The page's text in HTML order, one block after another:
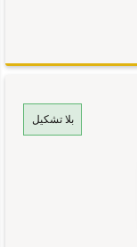
بلا تشكيل